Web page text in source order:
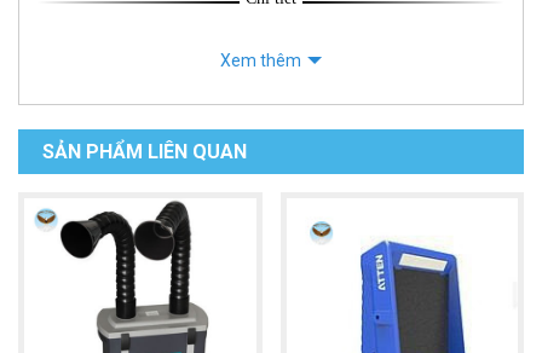
Xem thêm
SẢN PHẨM LIÊN QUAN